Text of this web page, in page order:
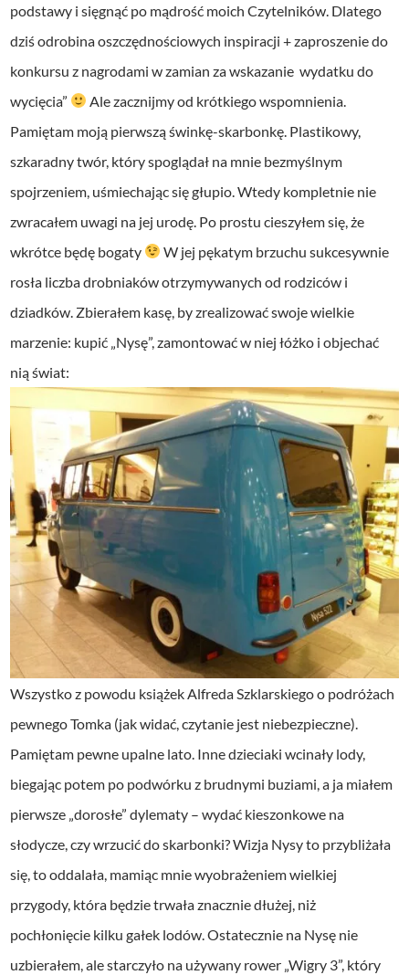
podstawy i sięgnąć po mądrość moich Czytelników. Dlatego
dziś odrobina oszczędnościowych inspiracji + zaproszenie do
konkursu z nagrodami w zamian za wskazanie wydatku do
wycięcia”
Ale zacznijmy od krótkiego wspomnienia.
Pamiętam moją pierwszą świnkę-skarbonkę. Plastikowy,
szkaradny twór, który spoglądał na mnie bezmyślnym
spojrzeniem, uśmiechając się głupio. Wtedy kompletnie nie
zwracałem uwagi na jej urodę. Po prostu cieszyłem się, że
wkrótce będę bogaty
W jej pękatym brzuchu sukcesywnie
rosła liczba drobniaków otrzymywanych od rodziców i
dziadków. Zbierałem kasę, by zrealizować swoje wielkie
marzenie: kupić „Nysę”, zamontować w niej łóżko i objechać
nią świat:
Wszystko z powodu książek Alfreda Szklarskiego o podróżach
pewnego Tomka (jak widać, czytanie jest niebezpieczne).
Pamiętam pewne upalne lato. Inne dzieciaki wcinały lody,
biegając potem po podwórku z brudnymi buziami, a ja miałem
pierwsze „dorosłe” dylematy – wydać kieszonkowe na
słodycze, czy wrzucić do skarbonki? Wizja Nysy to przybliżała
się, to oddalała, mamiąc mnie wyobrażeniem wielkiej
przygody, która będzie trwała znacznie dłużej, niż
pochłonięcie kilku gałek lodów. Ostatecznie na Nysę nie
uzbierałem, ale starczyło na używany rower „Wigry 3”, który